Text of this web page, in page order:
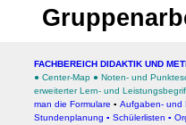
FACHBEREICH DIDAKTIK UND
● Center-Map ● Noten- und
erweiterter Lern- und Leistungsbegrif
man die Formulare ▪ Aufgaben- und
Stundenplanung ▪ Schülerlisten ▪